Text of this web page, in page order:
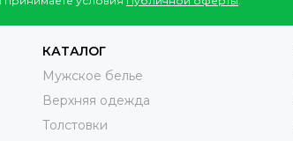
КАТАЛОГ
Мужское белье
Верхняя одежда
Толстовки